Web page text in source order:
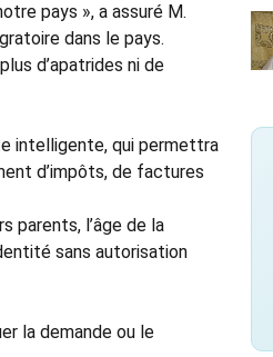
pays », a assuré M.
dans le pays.
d’apatrides ni de
intelligente, qui permettra
d’impôts, de factures
parents, l’âge de la
sans autorisation
la demande ou le